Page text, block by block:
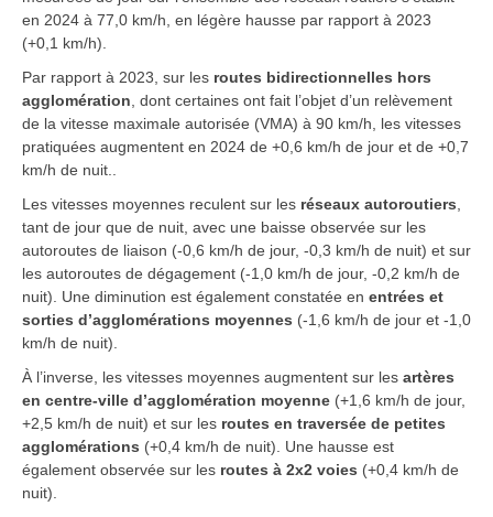
en 2024 à 77,0 km/h, en légère hausse par rapport à 2023
(+0,1 km/h).
Par rapport à 2023, sur les routes bidirectionnelles hors
agglomération , dont certaines ont fait l’objet d’un relèvement
de la vitesse maximale autorisée (VMA) à 90 km/h, les vitesses
pratiquées augmentent en 2024 de +0,6 km/h de jour et de +0,7
km/h de nuit..
Les vitesses moyennes reculent sur les réseaux autoroutiers
tant de jour que de nuit, avec une baisse observée sur les
autoroutes de liaison (-0,6 km/h de jour, -0,3 km/h de nuit) et sur
les autoroutes de dégagement (-1,0 km/h de jour, -0,2 km/h de
nuit). Une diminution est également constatée en entrées et
sorties d’agglomérations moyennes (-1,6 km/h de jour et -1,0
km/h de nuit).
À l’inverse, les vitesses moyennes augmentent sur les artères
en centre-ville d’agglomération moyenne (+1,6 km/h de jour,
+2,5 km/h de nuit) et sur les routes en traversée de petites
agglomérations (+0,4 km/h de nuit). Une hausse est
également observée sur les routes à 2x2 voies (+0,4 km/h de
nuit).